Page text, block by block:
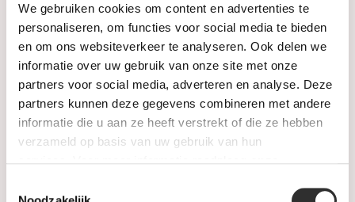
We gebruiken cookies om content en advertenties te
personaliseren, om functies voor social media te bieden
en om ons websiteverkeer te analyseren. Ook delen we
informatie over uw gebruik van onze site met onze
partners voor social media, adverteren en analyse. Deze
partners kunnen deze gegevens combineren met andere
informatie die u aan ze heeft verstrekt of die ze hebben
verzameld op basis van uw gebruik van hun
Watches
Jewellery
Wedding rings
PRE-OWNED